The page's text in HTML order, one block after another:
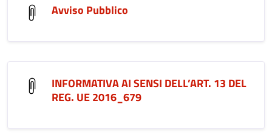
Avviso Pubblico
INFORMATIVA AI SENSI DELL’ART. 13 DEL
REG. UE 2016_679